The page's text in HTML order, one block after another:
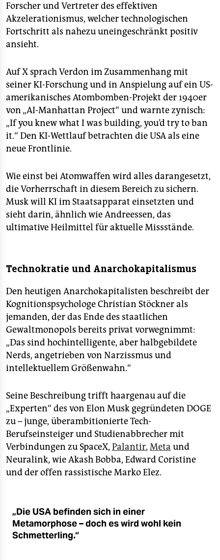
Forscher und Vertreter des effektiven
Akzelerationismus, welcher technologischen
Fortschritt als nahezu uneingeschränkt positiv
ansieht.
Auf X sprach Verdon im Zusammenhang mit
seiner KI-Forschung und in Anspielung auf ein US-
amerikanisches Atombomben-Projekt der 1940er
von „AI-Manhattan Project“ und warnte zynisch:
„If you knew what I was building, you’d try to ban
it.“ Den KI-Wettlauf betrachten die USA als eine
neue Frontlinie.
Wie einst bei Atomwaffen wird alles darangesetzt,
die Vorherrschaft in diesem Bereich zu sichern.
Musk will KI im Staatsapparat einsetzten und
sieht darin, ähnlich wie Andreessen, das
ultimative Heilmittel für aktuelle Missstände.
Technokratie und Anarchokapitalismus
Den heutigen Anarchokapitalisten beschreibt der
Kognitionspsychologe Christian Stöckner als
jemanden, der das Ende des staatlichen
Gewaltmonopols bereits privat vorwegnimmt:
„Das sind hochintelligente, aber halbgebildete
Nerds, angetrieben von Narzissmus und
intellektuellem Größenwahn.“
Seine Beschreibung trifft haargenau auf die
„Experten“ des von Elon Musk gegründeten DOGE
zu – junge, überambitionierte Tech-
Berufseinsteiger und Studienabbrecher mit
Verbindungen zu SpaceX, Palantir, Meta und
Neuralink, wie Akash Bobba, Edward Coristine
und der offen rassistische Marko Elez.
„Die USA befinden sich in einer
Metamorphose – doch es wird wohl kein
Schmetterling.“